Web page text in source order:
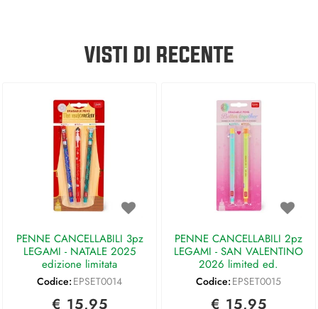
VISTI DI RECENTE
PENNE CANCELLABILI 3pz
LEGAMI - NATALE 2025
edizione limitata
Codice: EPSET0014
€ 15,95
PENNE CANCELLABILI 2pz
LEGAMI - SAN VALENTINO
2026 limited ed.
Codice: EPSET0015
€ 15,95